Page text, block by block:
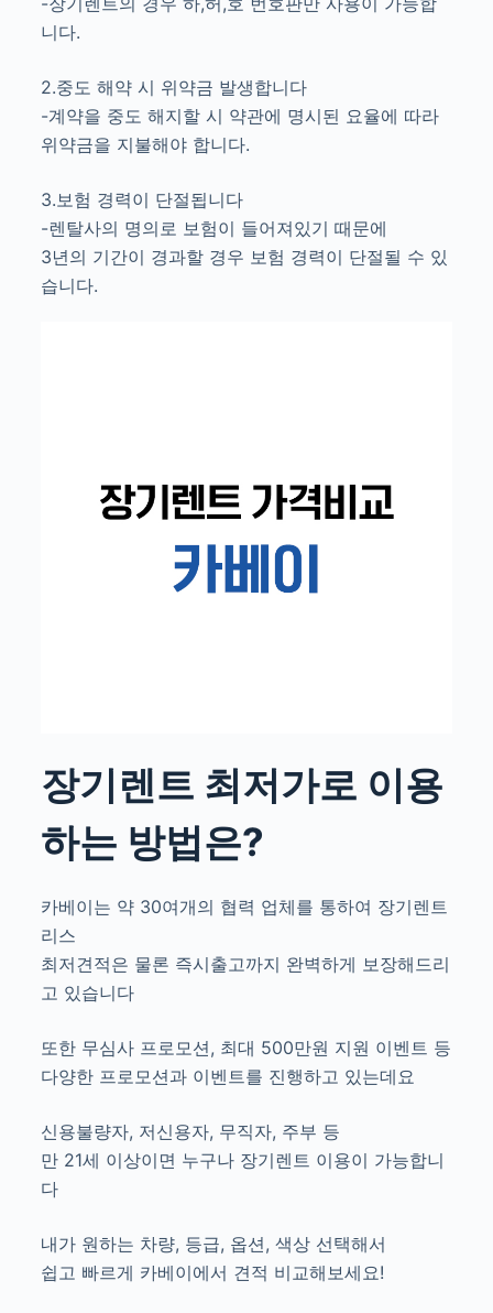
니다.
2.중도 해약 시 위약금 발생합니다
-계약을 중도 해지할 시 약관에 명시된 요율에 따라
위약금을 지불해야 합니다.
3.보험 경력이 단절됩니다
-렌탈사의 명의로 보험이 들어져있기 때문에
3년의 기간이 경과할 경우 보험 경력이 단절될 수 있
습니다.
장기렌트 최저가로 이용
하는 방법은?
카베이는 약 30여개의 협력 업체를 통하여 장기렌트
리스
최저견적은 물론 즉시출고까지 완벽하게 보장해드리
고 있습니다
또한 무심사 프로모션, 최대 500만원 지원 이벤트 등
다양한 프로모션과 이벤트를 진행하고 있는데요
신용불량자, 저신용자, 무직자, 주부 등
만 21세 이상이면 누구나 장기렌트 이용이 가능합니
다
내가 원하는 차량, 등급, 옵션, 색상 선택해서
쉽고 빠르게 카베이에서 견적 비교해보세요!